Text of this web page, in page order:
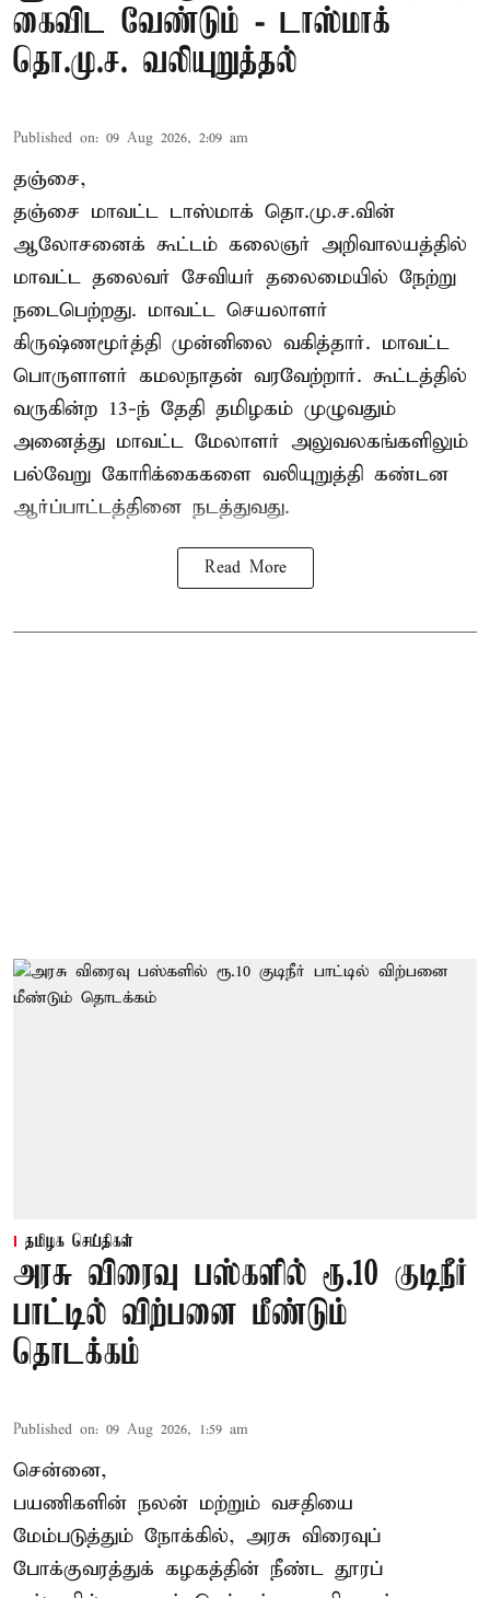
கைவிட வேண்டும் - டாஸ்மாக்
தொ.மு.ச. வலியுறுத்தல்
Published on: 09 Aug 2026, 2:09 am
தஞ்சை,
தஞ்சை மாவட்ட டாஸ்மாக் தொ.மு.ச.வின்
ஆலோசனைக் கூட்டம் கலைஞர் அறிவாலயத்தில்
மாவட்ட தலைவர் சேவியர் தலைமையில் நேற்று
நடைபெற்றது. மாவட்ட செயலாளர்
கிருஷ்ணமூர்த்தி முன்னிலை வகித்தார். மாவட்ட
பொருளாளர் கமலநாதன் வரவேற்றார். கூட்டத்தில்
வருகின்ற 13-ந் தேதி தமிழகம் முழுவதும்
அனைத்து மாவட்ட மேலாளர் அலுவலகங்களிலும்
பல்வேறு கோரிக்கைகளை வலியுறுத்தி கண்டன
ஆர்ப்பாட்டத்தினை நடத்துவது.
Read More
தமிழக செய்திகள்
அரசு விரைவு பஸ்களில் ரூ.10 குடிநீர்
பாட்டில் விற்பனை மீண்டும்
தொடக்கம்
Published on: 09 Aug 2026, 1:59 am
சென்னை,
பயணிகளின் நலன் மற்றும் வசதியை
மேம்படுத்தும் நோக்கில், அரசு விரைவுப்
போக்குவரத்துக் கழகத்தின் நீண்ட தூரப்